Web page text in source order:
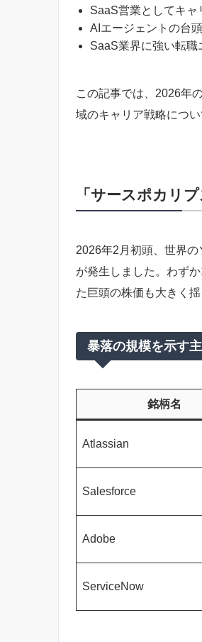
SaaS営業としてキャ
AIエージェントの台
SaaS業界に強い転
この記事では、2026年
域のキャリア戦略につ
「サースポカリ
2026年2月初頭、世界
が発生しました。わず
た巨頭の株価も大きく揺
暴落の規模を示す
銘柄名
Atlassian
Salesforce
Adobe
ServiceNow